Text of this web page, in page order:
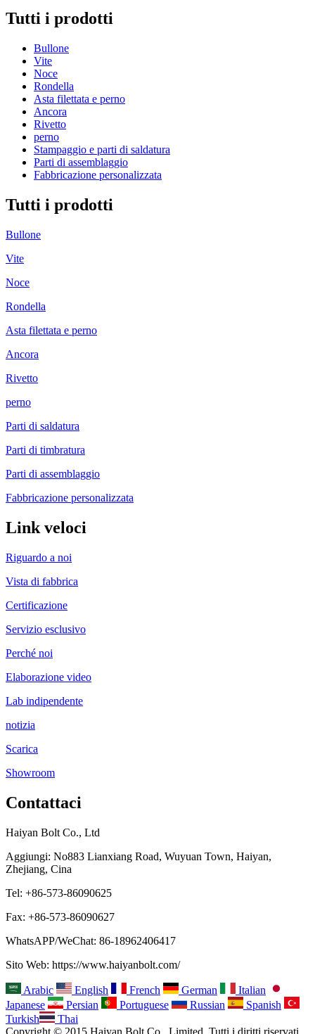
Tutti i prodotti
Bullone
Vite
Noce
Rondella
Asta filettata e perno
Ancora
Rivetto
perno
Stampaggio e parti di saldatura
Parti di assemblaggio
Fabbricazione personalizzata
Tutti i prodotti
Bullone
Vite
Noce
Rondella
Asta filettata e perno
Ancora
Rivetto
perno
Parti di saldatura
Parti di timbratura
Parti di assemblaggio
Fabbricazione personalizzata
Link veloci
Riguardo a noi
Vista di fabbrica
Certificazione
Servizio esclusivo
Perché noi
Elaborazione video
Lab indipendente
notizia
Scarica
Showroom
Contattaci
Haiyan Bolt Co., Ltd
Aggiungi: No883 Lianxiang Road, Wuyuan Town, Haiyan,
Zhejiang, Cina
Tel: +86-573-86090625
Fax: +86-573-86090627
WhatsAPP/WeChat: 86-18962406417
Sito Web: https://www.haiyanbolt.com/
Arabic English French German
Italian
Japanese
Persian Portuguese Russian
Spanish
Turkish
Thai
Copyright © 2015 Haiyan Bolt Co., Limited, Tutti i diritti riservati.